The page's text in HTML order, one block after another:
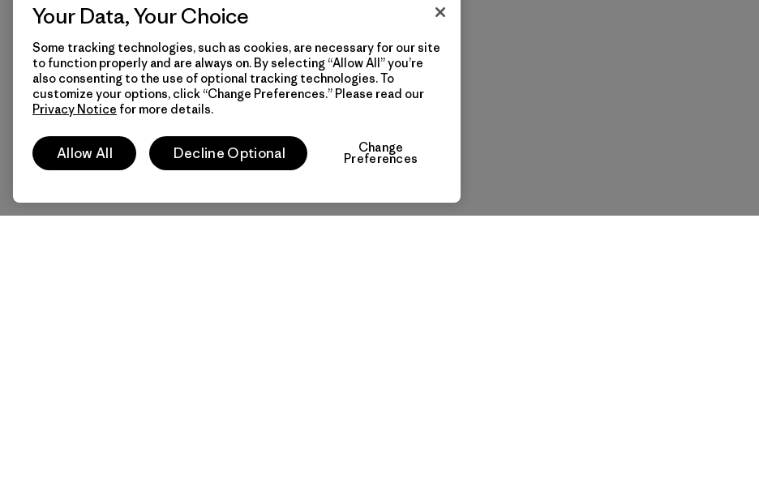
Your Data, Your Choice
Some tracking technologies, such as cookies, are necessary for our site
to function properly and are always on. By selecting “Allow All” you’re
also consenting to the use of optional tracking technologies. To
customize your options, click “Change Preferences.” Please read our
Privacy Notice for more details.
Allow All Decline Optional Change
Preferences